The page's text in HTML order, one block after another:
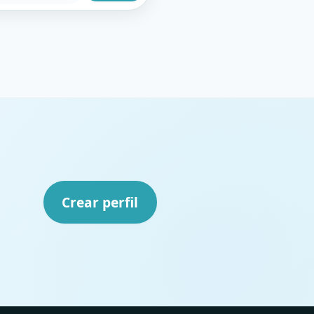
Crear perfil